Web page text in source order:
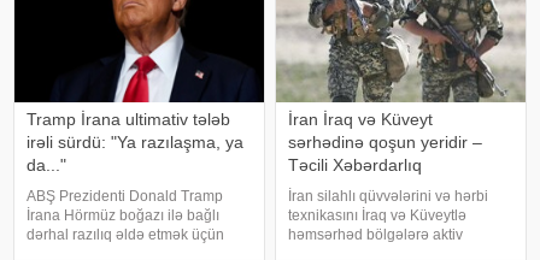
Tramp İrana ultimativ tələb
irəli sürdü: "Ya razılaşma, ya
da..."
ABŞ Prezidenti Donald Tramp
İrana Hörmüz boğazı ilə bağlı
dərhal razılıq əldə etmək üçün
İran İraq və Küveyt
sərhədinə qoşun yeridir –
Təcili Xəbərdarlıq
İran silahlı qüvvələrini və hərbi
texnikasını İraq və Küveytlə
həmsərhəd bölgələrə aktiv